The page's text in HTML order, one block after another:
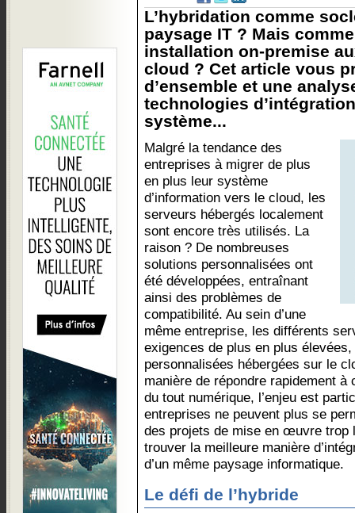
L’hybridation comme
paysage IT ? Mais
installation on-premise
cloud ? Cet article vous
d’ensemble et une
technologies
système...
Malgré la tendance des
entreprises à migrer de plus
en plus leur système
d’information vers le cloud, les
serveurs hébergés localement
sont encore très utilisés. La
raison ? De nombreuses
solutions personnalisées ont
été développées, entraînant
ainsi des problèmes de
compatibilité. Au sein d’une
même entreprise, les différents
exigences de plus en plus
personnalisées hébergées sur le
manière de répondre rapidement à
du tout numérique, l’enjeu est
entreprises ne peuvent plus se
des projets de mise en œuvre trop
trouver la meilleure manière
d’un même paysage informatique.
Le défi de l’hybride